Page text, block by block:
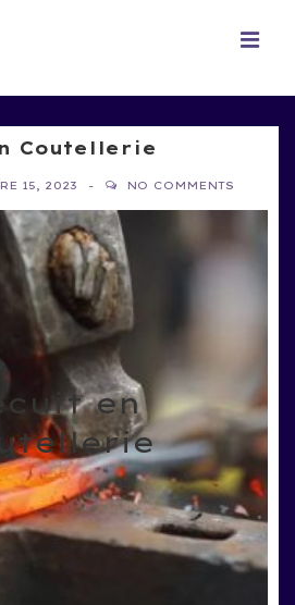
Coutellerie
15, 2023 NO COMMENTS
en